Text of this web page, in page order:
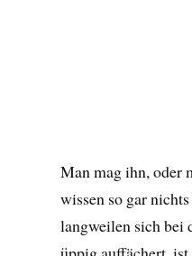
Man mag ihn, oder
wissen so gar
langweilen sich bei